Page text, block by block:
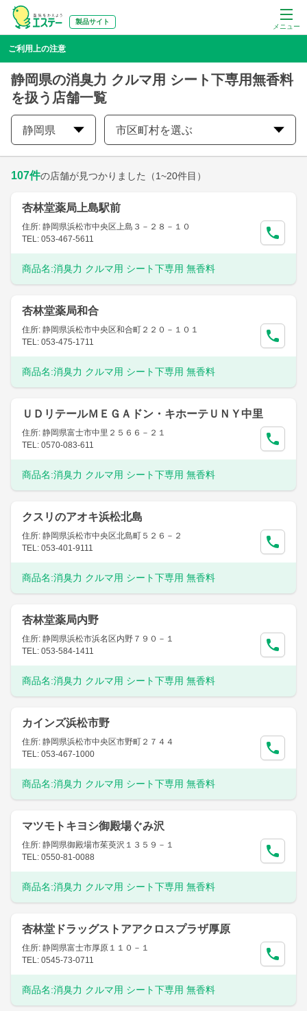
メニュー
製品サイト
ご利用上の注意
静岡県の消臭力 クルマ用 シート下専用無香料
を扱う店舗一覧
静岡県 市区町村を選ぶ
107件の店舗が見つかりました （1~20件目）
杏林堂薬局上島駅前
住所: 静岡県浜松市中央区上島３－２８－１０
TEL: 053-467-5611
商品名:消臭力 クルマ用 シート下専用 無香料
杏林堂薬局和合
住所: 静岡県浜松市中央区和合町２２０－１０１
TEL: 053-475-1711
商品名:消臭力 クルマ用 シート下専用 無香料
ＵＤリテールＭＥＧＡドン・キホーテＵＮＹ中里
住所: 静岡県富士市中里２５６６－２１
TEL: 0570-083-611
商品名:消臭力 クルマ用 シート下専用 無香料
クスリのアオキ浜松北島
住所: 静岡県浜松市中央区北島町５２６－２
TEL: 053-401-9111
商品名:消臭力 クルマ用 シート下専用 無香料
杏林堂薬局内野
住所: 静岡県浜松市浜名区内野７９０－１
TEL: 053-584-1411
商品名:消臭力 クルマ用 シート下専用 無香料
カインズ浜松市野
住所: 静岡県浜松市中央区市野町２７４４
TEL: 053-467-1000
商品名:消臭力 クルマ用 シート下専用 無香料
マツモトキヨシ御殿場ぐみ沢
住所: 静岡県御殿場市茱萸沢１３５９－１
TEL: 0550-81-0088
商品名:消臭力 クルマ用 シート下専用 無香料
杏林堂ドラッグストアアクロスプラザ厚原
住所: 静岡県富士市厚原１１０－１
TEL: 0545-73-0711
商品名:消臭力 クルマ用 シート下専用 無香料